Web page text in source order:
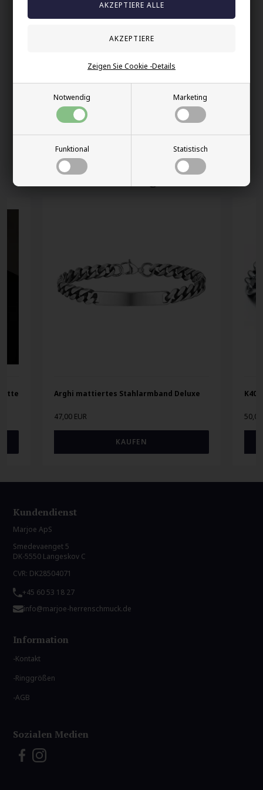
Notwendig Marketing
Funktional Statistisch
Zeigen Sie Cookie -Details
Herrenarmband mit Naturstein
100% nikkelfrei schmuck
Lieferung 2-4 Tage
60 Tage Rückgabe
Andere auch gekauft
Arghi mattiertes Stahlarmband Deluxe
47,00 EUR
K40
Kundendienst
Marjoe ApS
Smedevaenget 5
DK-5550 Langeskov C
CVR: DK28504071
+45 60 53 18 27
info@marjoe-herrenschmuck.de
Information
Kontakt
Ringgrößen
AGB
Sozialen Medien